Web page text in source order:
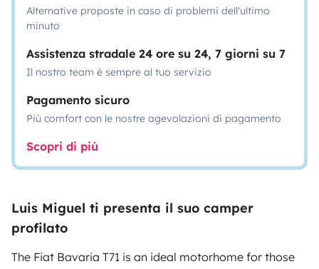
Alternative proposte in caso di problemi dell'ultimo
minuto
Assistenza stradale 24 ore su 24, 7 giorni su 7
Il nostro team è sempre al tuo servizio
Pagamento sicuro
Più comfort con le nostre agevolazioni di pagamento
Scopri di più
Luis Miguel ti presenta il suo camper
profilato
The Fiat Bavaria T71 is an ideal motorhome for those